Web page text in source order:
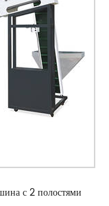
с 2 полостями